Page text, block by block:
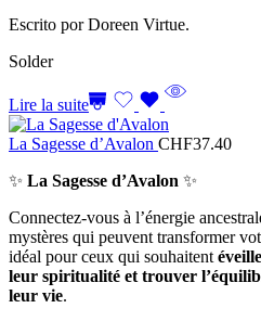
Escrito por Doreen Virtue.
Solder
Lire la suite
La Sagesse d’Avalon CHF37.40
✨ La Sagesse d’Avalon ✨
Connectez-vous à l’énergie
mystères qui peuvent transformer
idéal pour ceux qui souhaitent
leur spiritualité et trouver
leur vie.